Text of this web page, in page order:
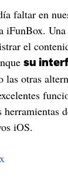
faltar en
iFunBox.
el
su
las otras
herramientas
iOS.